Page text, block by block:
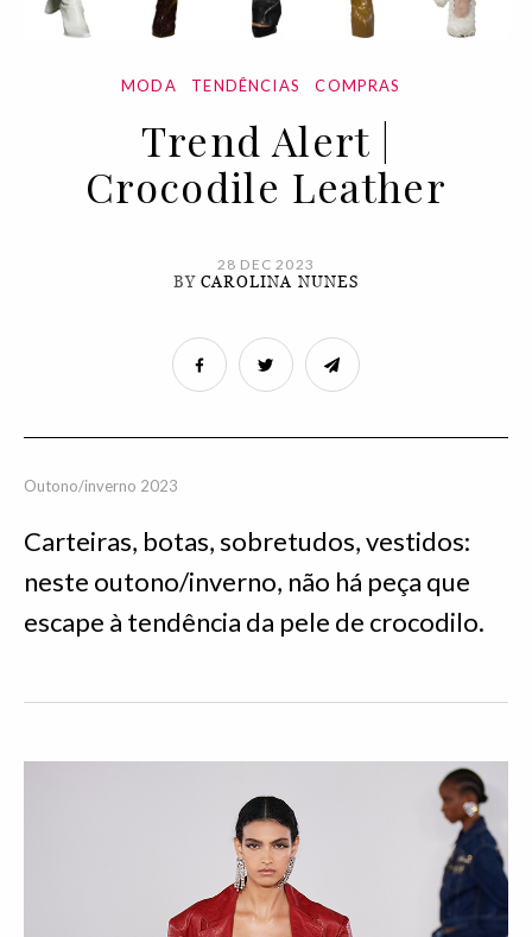
MODA TENDÊNCIAS COMPRAS
Trend Alert |
Crocodile Leather
28 DEC 2023
BYCAROLINA NUNES
Outono/inverno 2023
Carteiras, botas, sobretudos, vestidos:
neste outono/inverno, não há peça que
escape à tendência da pele de crocodilo.